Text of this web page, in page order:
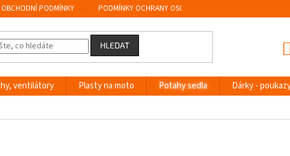
OBCHODNÍ PODMÍNKY PODMÍNKY OCHRANY OSOBNÍCH ÚDAJŮ
HLEDAT
ventilátory Plasty na moto Potahy sedla Dárky -